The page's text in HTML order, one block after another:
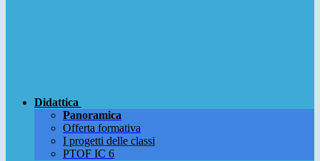
Didattica
Panoramica
Offerta formativa
I progetti delle classi
PTOF IC 6